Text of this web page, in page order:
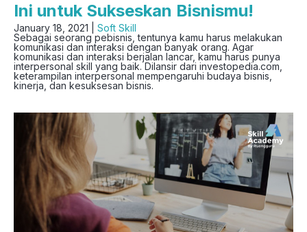
Ini untuk Sukseskan Bisnismu!
January 18, 2021 | Soft Skill
Sebagai seorang pebisnis, tentunya kamu harus melakukan
komunikasi dan interaksi dengan banyak orang. Agar
komunikasi dan interaksi berjalan lancar, kamu harus punya
interpersonal skill yang baik. Dilansir dari investopedia.com,
keterampilan interpersonal mempengaruhi budaya bisnis,
kinerja, dan kesuksesan bisnis.